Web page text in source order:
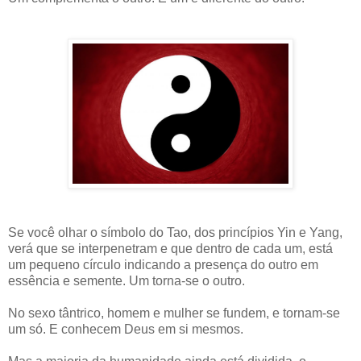
Se você olhar o símbolo do Tao, dos princípios Yin e Yang,
verá que se interpenetram e que dentro de cada um, está
um pequeno círculo indicando a presença do outro em
essência e semente. Um torna-se o outro.
No sexo tântrico, homem e mulher se fundem, e tornam-se
um só. E conhecem Deus em si mesmos.